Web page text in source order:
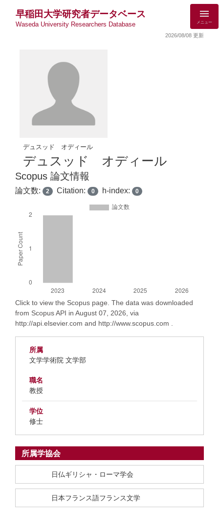
早稲田大学研究者データベース
Waseda University Researchers Database メニュー
2026/08/08 更新
デュスッド オディール
デュスッド オディール
Scopus 論文情報
論文数: 2 Citation: 0 h-index: 0
Click to view the Scopus page. The data was downloaded
from Scopus API in August 07, 2026, via
http://api.elsevier.com and http://www.scopus.com .
所属
文学学術院 文学部
職名
教授
学位
修士
所属学協会
日仏ギリシャ・ローマ学会
日本フランス語フランス文学